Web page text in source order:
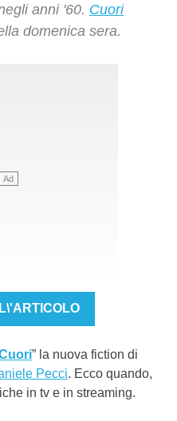
anni '60. Cuori
domenica sera.
” la nuova fiction di
Pecci. Ecco quando,
in tv e in streaming.